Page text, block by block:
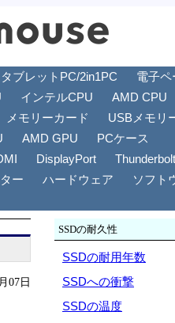
タブレットPC/2in1PC
電子ペ
インテルCPU
AMD CPU
メモリーカード
USBメモリ
AMD GPU
PCケース
DisplayPort
Thunderbolt
ー ハードウェア
ソフト
07日
SSDの耐久性
SSDの耐用年数
SSDへの衝撃
SSDの温度